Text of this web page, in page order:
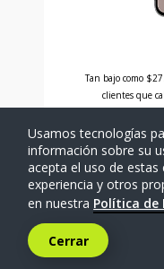
Antes el
Tan bajo como
clientes que
Usamos tecnologías
información sobre su
acepta el uso de
experiencia y otros
en nuestra Política de
Cerrar